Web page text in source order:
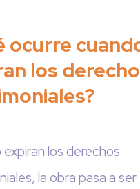
ocurre
los
los derechos
la obra pasa a ser